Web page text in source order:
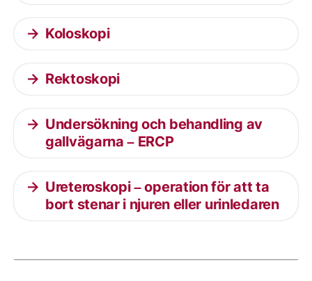
Koloskopi
Rektoskopi
Undersökning och behandling av
gallvägarna – ERCP
Ureteroskopi – operation för att ta
bort stenar i njuren eller urinledaren